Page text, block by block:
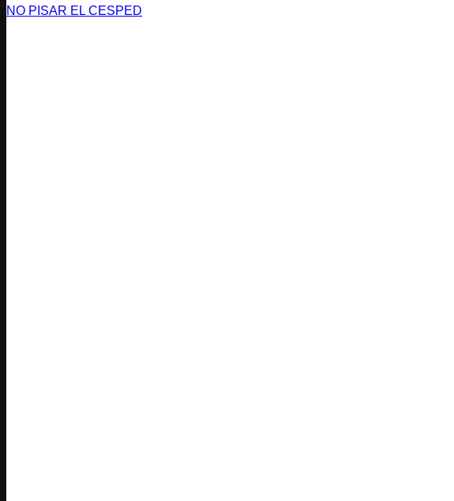
NO PISAR EL CESPED